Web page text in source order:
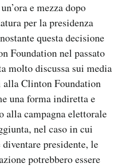
e mezza dopo
per la presidenza
questa decisione
Foundation nel passato
molto discussa sui media
Clinton Foundation
una forma indiretta e
campagna elettorale
nel caso in cui
presidente, le
potrebbero essere